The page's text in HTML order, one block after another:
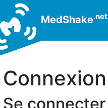
MedShake.net
Connexion
Se connecter